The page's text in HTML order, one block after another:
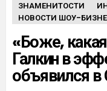
ЗНАМЕНИТОСТИ
НОВОСТИ ШОУ-
«Боже,
Галкин в
объявился